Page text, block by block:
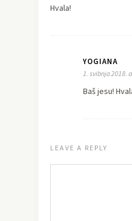
Hvala!
YOGIANA
1. svibnja 2018.
Baš jesu!
LEAVE A REPLY